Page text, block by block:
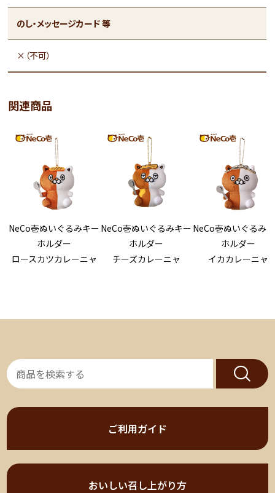
のし・メッセージカード 等
×（不可）
関連商品
NeCo壱ぬいぐるみキー
ホルダー
ロースカツカレーニャ
NeCo壱ぬいぐるみキー
ホルダー
チーズカレーニャ
NeCo壱ぬいぐるみ
ホルダー
イカカレーニャ
ご利用ガイド
おいしい召し上がり方